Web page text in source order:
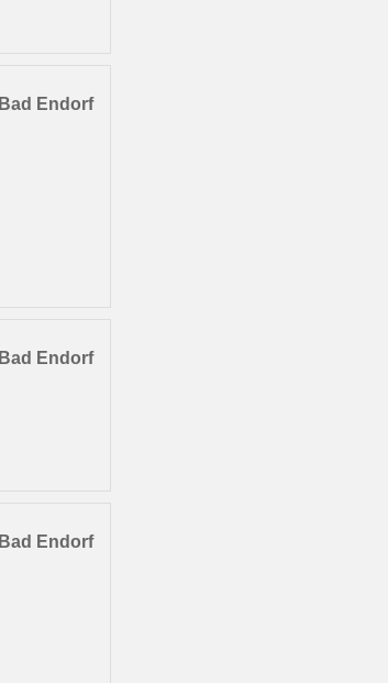
Bad Endorf
Bad Endorf
Bad Endorf